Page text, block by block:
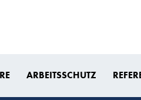
ARBEITSSCHUTZ